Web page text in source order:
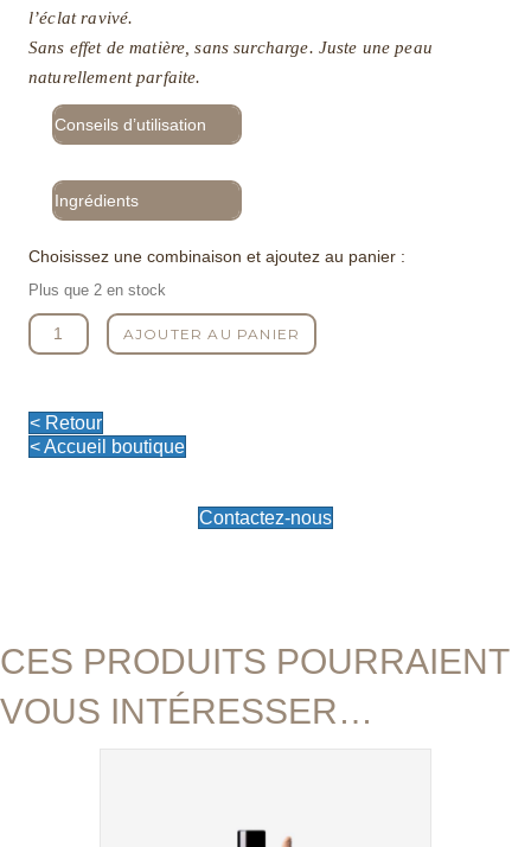
l’éclat ravivé.
Sans effet de matière, sans surcharge. Juste une peau
naturellement parfaite.
Conseils d’utilisation
Ingrédients
Choisissez une combinaison et ajoutez au panier :
Plus que 2 en stock
quantité
de
crème
-
AJOUTER AU PANIER
< Retour
< Accueil boutique
Contactez-nous
CES PRODUITS POURRAIENT
VOUS INTÉRESSER…